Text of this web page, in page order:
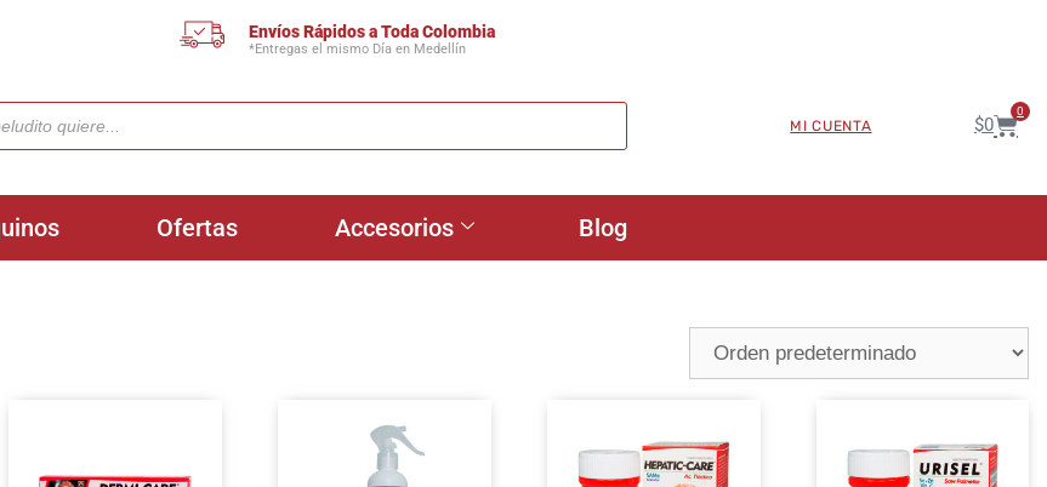
Envíos Rápidos a Toda Colombia
*Entregas el mismo Día en Medellín
MI CUENTA $0
0
Ofertas Accesorios Blog